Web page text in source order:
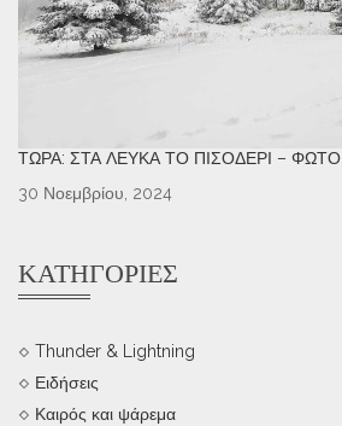
ΤΏΡΑ: ΣΤΑ ΛΕΥΚΆ ΤΟ ΠΙΣΟΔΈΡΙ – ΦΩΤΌ
30 Νοεμβρίου, 2024
ΚΑΤΗΓΟΡΊΕΣ
Thunder & Lightning
Ειδήσεις
Καιρός και ψάρεμα